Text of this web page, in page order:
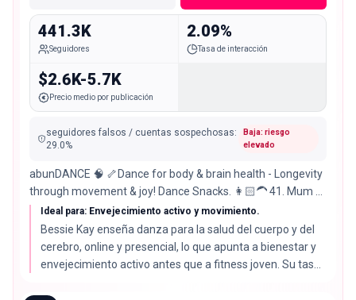
441.3K
Seguidores
2.09%
Tasa de interacción
$2.6K-5.7K
Precio medio por publicación
seguidores falsos / cuentas sospechosas:
29.0%
Baja: riesgo
elevado
abunDANCE 🧠 🦴Dance for body & brain health - Longevity
through movement & joy! Dance Snacks. 👩🏻‍🦱 41. Mum of
3 👯‍♀️ In-Person & Online
Ideal para: Envejecimiento activo y movimiento.
Bessie Kay enseña danza para la salud del cuerpo y del
cerebro, online y presencial, lo que apunta a bienestar y
envejecimiento activo antes que a fitness joven. Su tasa